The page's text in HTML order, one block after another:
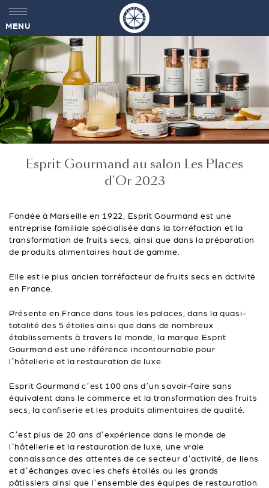
MENU
Esprit Gourmand au salon Les Places
d’Or 2023
Fondée à Marseille en 1922, Esprit Gourmand est une
entreprise familiale spécialisée dans la torréfaction et la
transformation de fruits secs, ainsi que dans la préparation
de produits alimentaires haut de gamme.
Elle est le plus ancien torréfacteur de fruits secs en activité
en France.
Présente en France dans tous les palaces, dans la quasi-
totalité des 5 étoiles ainsi que dans de nombreux
établissements à travers le monde, la marque Esprit
Gourmand est une référence incontournable pour
l’hôtellerie et la restauration de luxe.
Esprit Gourmand c’est 100 ans d’un savoir-faire sans
équivalent dans le commerce et la transformation des fruits
secs, la confiserie et les produits alimentaires de qualité.
C’est plus de 20 ans d’expérience dans le monde de
l’hôtellerie et la restauration de luxe, une vraie
connaissance des attentes de ce secteur d’activité, de liens
et d’échanges avec les chefs étoilés ou les grands
pâtissiers ainsi que l’ensemble des équipes de restauration.